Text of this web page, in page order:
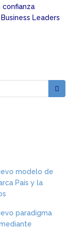
confianza
Leaders
modelo de
País y la
paradigma